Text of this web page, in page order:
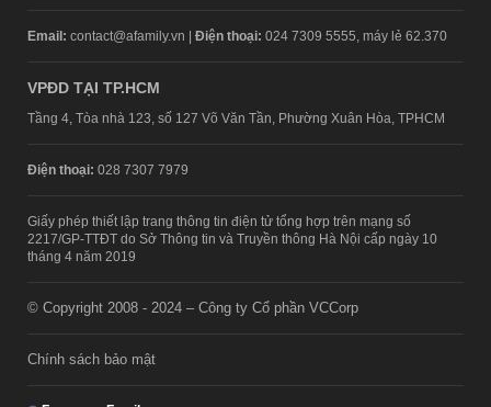
Email: contact@afamily.vn | Điện thoại: 024 7309 5555, máy lẻ 62.370
VPĐD TẠI TP.HCM
Tầng 4, Tòa nhà 123, số 127 Võ Văn Tần, Phường Xuân Hòa, TPHCM
Điện thoại: 028 7307 7979
Giấy phép thiết lập trang thông tin điện tử tổng hợp trên mạng số
2217/GP-TTĐT do Sở Thông tin và Truyền thông Hà Nội cấp ngày 10
tháng 4 năm 2019
© Copyright 2008 - 2024 – Công ty Cổ phần VCCorp
Chính sách bảo mật